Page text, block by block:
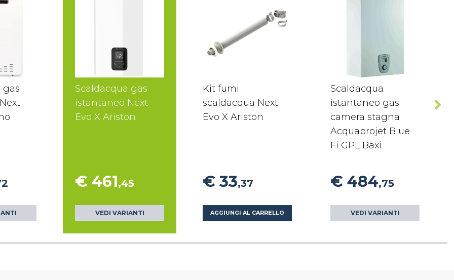
gas
Scaldacqua gas
istantaneo Next
Evo X Ariston
€ 461,45
VEDI VARIANTI
Kit fumi
scaldacqua Next
Evo X Ariston
€ 33,37
AGGIUNGI AL CARRELLO
Scaldacqua
istantaneo gas
camera stagna
Acquaprojet Blue
Fi GPL Baxi
€ 484,75
VEDI VARIANTI